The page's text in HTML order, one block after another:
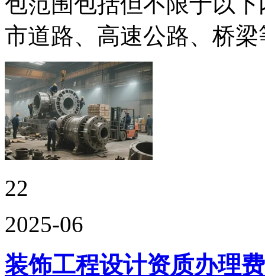
市道路、高速公路、桥
22
2025-06
装饰工程设计资质办理